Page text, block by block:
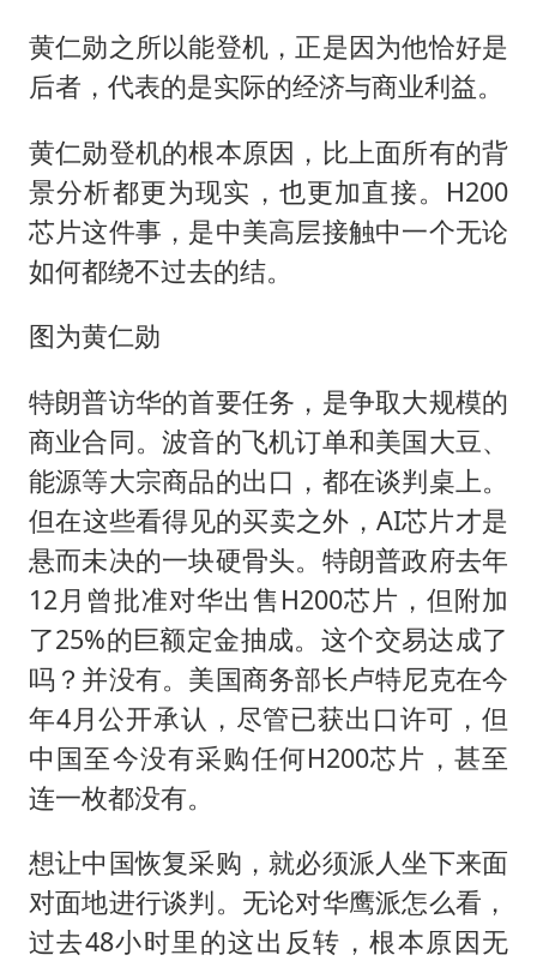
黄仁勋之所以能登机，正是因为他恰好是
后者，代表的是实际的经济与商业利益。
黄仁勋登机的根本原因，比上面所有的背
景分析都更为现实，也更加直接。H200
芯片这件事，是中美高层接触中一个无论
如何都绕不过去的结。
图为黄仁勋
特朗普访华的首要任务，是争取大规模的
商业合同。波音的飞机订单和美国大豆、
能源等大宗商品的出口，都在谈判桌上。
但在这些看得见的买卖之外，AI芯片才是
悬而未决的一块硬骨头。特朗普政府去年
12月曾批准对华出售H200芯片，但附加
了25%的巨额定金抽成。这个交易达成了
吗？并没有。美国商务部长卢特尼克在今
年4月公开承认，尽管已获出口许可，但
中国至今没有采购任何H200芯片，甚至
连一枚都没有。
想让中国恢复采购，就必须派人坐下来面
对面地进行谈判。无论对华鹰派怎么看，
过去48小时里的这出反转，根本原因无